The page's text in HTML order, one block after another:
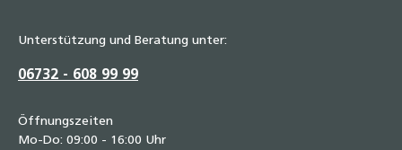
Unterstützung und Beratung unter:
06732 - 608 99 99
Öffnungszeiten
Mo-Do: 09:00 - 16:00 Uhr